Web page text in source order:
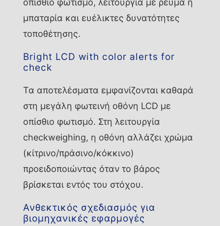
οπίσθιο φωτισμό, λειτουργία με ρεύμα ή
μπαταρία και ευέλικτες δυνατότητες
τοποθέτησης.
Bright LCD with color alerts for
check
Τα αποτελέσματα εμφανίζονται καθαρά
στη μεγάλη φωτεινή οθόνη LCD με
οπίσθιο φωτισμό. Στη λειτουργία
checkweighing, η οθόνη αλλάζει χρώμα
(κίτρινο/πράσινο/κόκκινο)
προειδοποιώντας όταν το βάρος
βρίσκεται εντός του στόχου.
Ανθεκτικός σχεδιασμός για
βιομηχανικές εφαρμογές